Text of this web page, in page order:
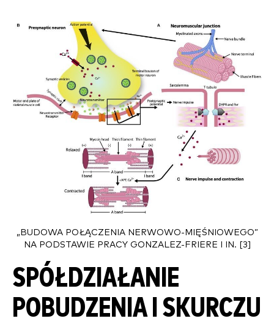
„BUDOWA POŁĄCZENIA NERWOWO-MIĘŚNIOWEGO”
NA PODSTAWIE PRACY GONZALEZ-FRIERE I IN. [3]
SPÓŁDZIAŁANIE
POBUDZENIA I SKURCZU